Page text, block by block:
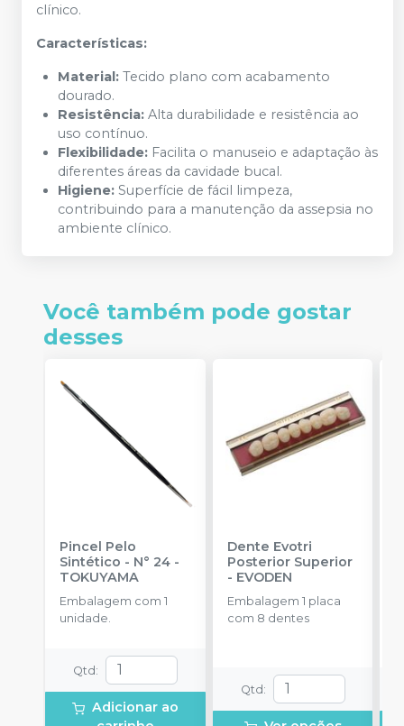
clínico.
Características:
Material: Tecido plano com acabamento
dourado.
Resistência: Alta durabilidade e resistência ao
uso contínuo.
Flexibilidade: Facilita o manuseio e adaptação às
diferentes áreas da cavidade bucal.
Higiene: Superfície de fácil limpeza,
contribuindo para a manutenção da assepsia no
ambiente clínico.
Você também pode gostar
desses
Pincel Pelo
Sintético - N° 24 -
TOKUYAMA
Embalagem com 1
unidade.
Qtd :
Adicionar ao
Dente Evotri
Posterior Superior
- EVODEN
Embalagem 1 placa
com 8 dentes
Qtd :